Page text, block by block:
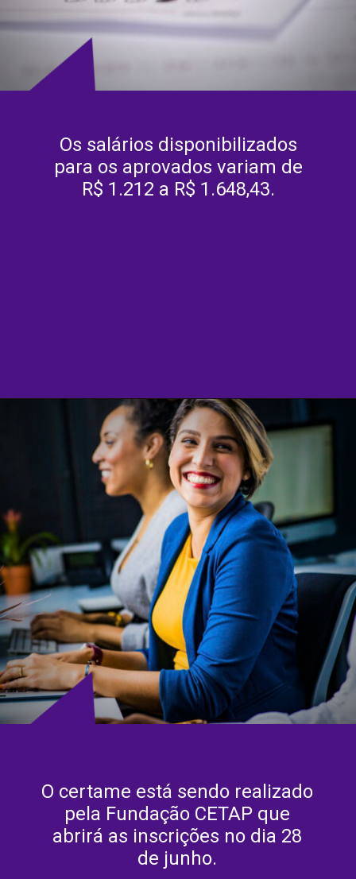
Os salários disponibilizados
para os aprovados variam de
R$ 1.212 a R$ 1.648,43.
O certame está sendo realizado
pela Fundação CETAP que
abrirá as inscrições no dia 28
de junho.